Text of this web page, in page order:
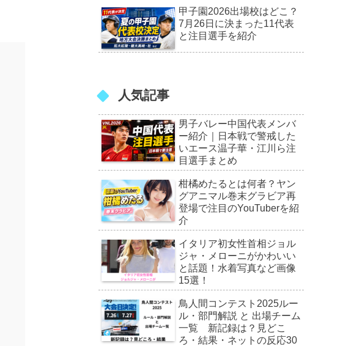
甲子園2026出場校はどこ？
7月26日に決まった11代表
と注目選手を紹介
人気記事
男子バレー中国代表メンバ
ー紹介｜日本戦で警戒した
いエース温子華・江川ら注
目選手まとめ
柑橘めたるとは何者？ヤン
グアニマル巻末グラビア再
登場で注目のYouTuberを紹
介
イタリア初女性首相ジョル
ジャ・メローニがかわいい
と話題！水着写真など画像
15選！
鳥人間コンテスト2025ルー
ル・部門解説 と 出場チーム
一覧 新記録は？見どこ
ろ・結果・ネットの反応30